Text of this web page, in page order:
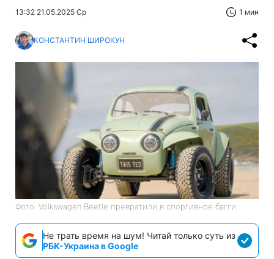
13:32 21.05.2025 Ср 1 мин
КОНСТАНТИН ШИРОКУН
Фото: Volkswagen Beetle превратили в спортивное багги
Не трать время на шум! Читай только суть из
РБК-Украина в Google